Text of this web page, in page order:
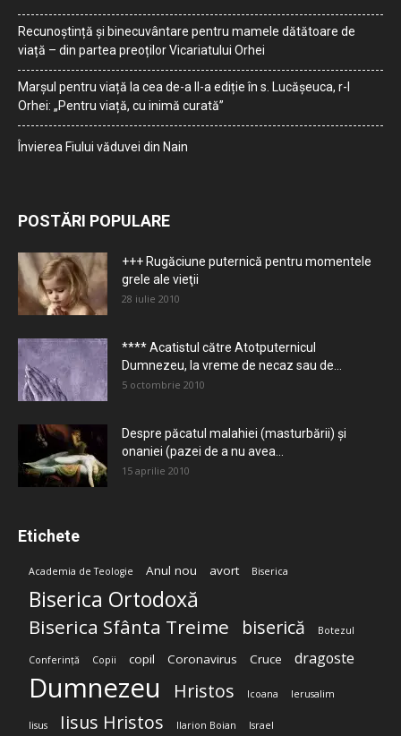
Recunoștință și binecuvântare pentru mamele dătătoare de
viață – din partea preoților Vicariatului Orhei
Marșul pentru viață la cea de-a II-a ediție în s. Lucășeuca, r-l
Orhei: „Pentru viață, cu inimă curată”
Învierea Fiului văduvei din Nain
POSTĂRI POPULARE
+++ Rugăciune puternică pentru momentele
grele ale vieţii
28 iulie 2010
**** Acatistul către Atotputernicul
Dumnezeu, la vreme de necaz sau de...
5 octombrie 2010
Despre păcatul malahiei (masturbării) şi
onaniei (pazei de a nu avea...
15 aprilie 2010
Etichete
Academia de Teologie Anul nou avort Biserica
Biserica Ortodoxă
Biserica Sfânta Treime biserică Botezul
Conferință Copii copil Coronavirus Cruce dragoste
Dumnezeu Hristos Icoana Ierusalim
Iisus Iisus Hristos Ilarion Boian Israel